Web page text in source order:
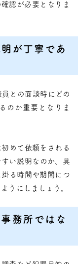
認が必要となりま
が丁寧であ
との面談時にどの
のか重要となりま
めて依頼をされる
い説明なのか、具
る時間や期間につ
うにしましょう。
務所ではな